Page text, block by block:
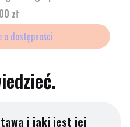
o dostępności
zł
i jaki jest jej